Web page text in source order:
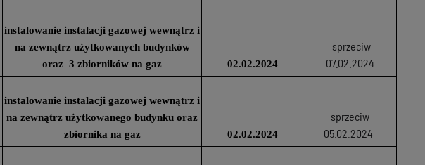
instalowanie instalacji gazowej wewnątrz i
na zewnątrz użytkowanych budynków
oraz 3 zbiorników na gaz
02.02.2024
sprzeciw
07.02.2024
instalowanie instalacji gazowej wewnątrz i
na zewnątrz użytkowanego budynku oraz
zbiornika na gaz
02.02.2024
sprzeciw
05.02.2024